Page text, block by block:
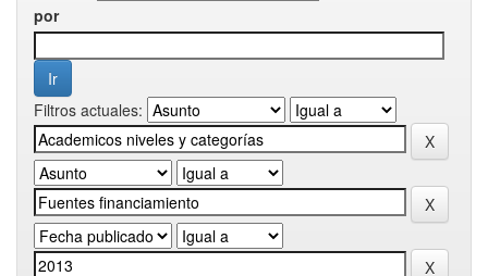
por
Filtros actuales: